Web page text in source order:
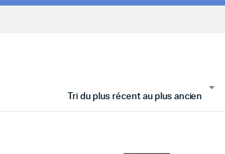
Tri du plus récent au plus ancien